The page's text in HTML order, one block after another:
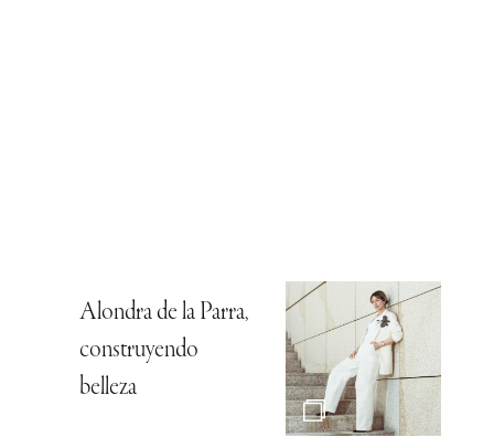
Alondra de la Parra,
construyendo
belleza